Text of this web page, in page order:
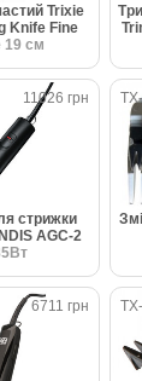
Trixie
Knife Fine
19 см
11026 грн
стрижки
AGC-2
6711 грн